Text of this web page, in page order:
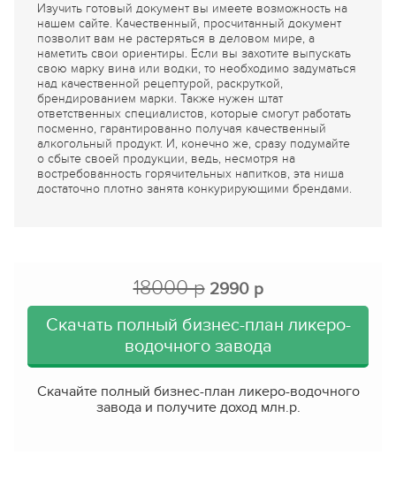
Изучить готовый документ вы имеете возможность на
нашем сайте. Качественный, просчитанный документ
позволит вам не растеряться в деловом мире, а
наметить свои ориентиры. Если вы захотите выпускать
свою марку вина или водки, то необходимо задуматься
над качественной рецептурой, раскруткой,
брендированием марки. Также нужен штат
ответственных специалистов, которые смогут работать
посменно, гарантированно получая качественный
алкогольный продукт. И, конечно же, сразу подумайте
о сбыте своей продукции, ведь, несмотря на
востребованность горячительных напитков, эта ниша
достаточно плотно занята конкурирующими брендами.
18000 р 2990 р
Скачать полный бизнес-план ликеро-
водочного завода
Скачайте полный бизнес-план ликеро-водочного
завода и получите доход млн.р.